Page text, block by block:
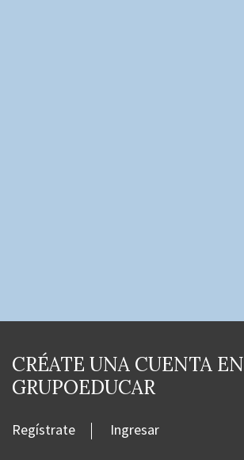
CRÉATE UNA CUENTA EN
GRUPOEDUCAR
Regístrate Ingresar